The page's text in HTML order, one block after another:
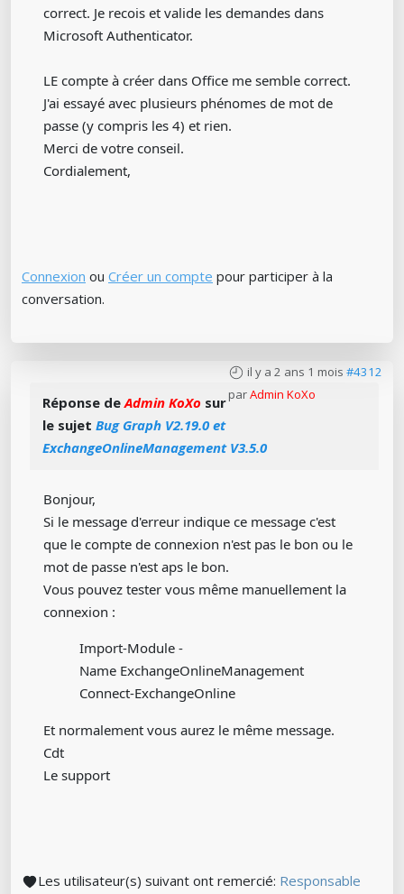
correct. Je recois et valide les demandes dans
Microsoft Authenticator.
LE compte à créer dans Office me semble correct.
J'ai essayé avec plusieurs phénomes de mot de
passe (y compris les 4) et rien.
Merci de votre conseil.
Cordialement,
Connexion ou Créer un compte pour participer à la
conversation.
il y a 2 ans 1 mois #4312
parAdmin KoXo
Réponse deAdmin KoXo sur
le sujet Bug Graph V2.19.0 et
ExchangeOnlineManagement V3.5.0
Bonjour,
Si le message d'erreur indique ce message c'est
que le compte de connexion n'est pas le bon ou le
mot de passe n'est aps le bon.
Vous pouvez tester vous même manuellement la
connexion :
Import-Module -
Name ExchangeOnlineManagement
Connect-ExchangeOnline
Et normalement vous aurez le même message.
Cdt
Le support
Les utilisateur(s) suivant ont remercié: Responsable